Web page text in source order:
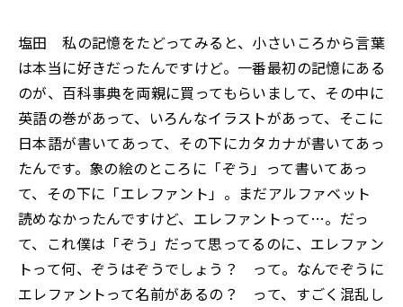
塩田 私の記憶をたどってみると、小さいころから言葉
は本当に好きだったんですけど。一番最初の記憶にある
のが、百科事典を両親に買ってもらいまして、その中に
英語の巻があって、いろんなイラストがあって、そこに
日本語が書いてあって、その下にカタカナが書いてあっ
たんです。象の絵のところに「ぞう」って書いてあっ
て、その下に「エレファント」。まだアルファベット
読めなかったんですけど、エレファントって…。だっ
て、これ僕は「ぞう」だって思ってるのに、エレファン
トって何、ぞうはぞうでしょう？ って。なんでぞうに
エレファントって名前があるの？ って、すごく混乱し